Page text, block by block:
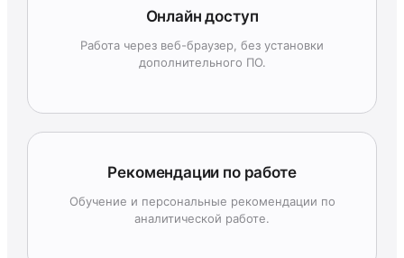
Онлайн доступ
Работа через веб-браузер, без установки
дополнительного ПО.
Рекомендации по работе
Обучение и персональные рекомендации по
аналитической работе.